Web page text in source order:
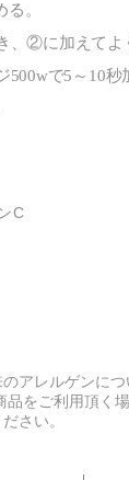
。
、②に加えて
500wで5～10秒
C
アレルゲンに
品をご利用頂く
さい。